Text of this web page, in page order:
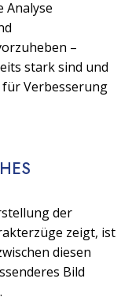
Analyse
–
stark sind und
für Verbesserung
der
zeigt, ist
diesen
Bild